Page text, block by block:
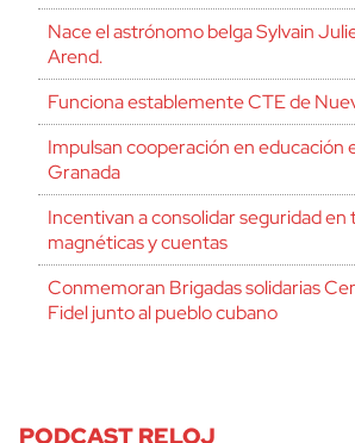
Nace el astrónomo belga Sylvain
Arend.
Funciona establemente CTE de
Impulsan cooperación en educación
Granada
Incentivan a consolidar seguridad en
magnéticas y cuentas
Conmemoran Brigadas solidarias
Fidel junto al pueblo cubano
PODCAST RELOJ